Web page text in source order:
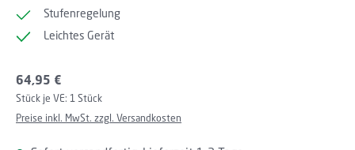
Stufenregelung
Leichtes Gerät
Regulärer Preis:
64,95 €
Stück je VE: 1 Stück
Preise inkl. MwSt. zzgl. Versandkosten